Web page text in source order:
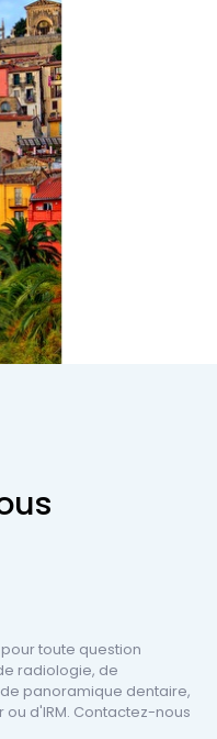
toute question
radiologie, de
panoramique dentaire,
d'IRM. Contactez-nous